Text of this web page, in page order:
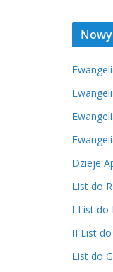
Dzieje
List do
I List do
II List
List do